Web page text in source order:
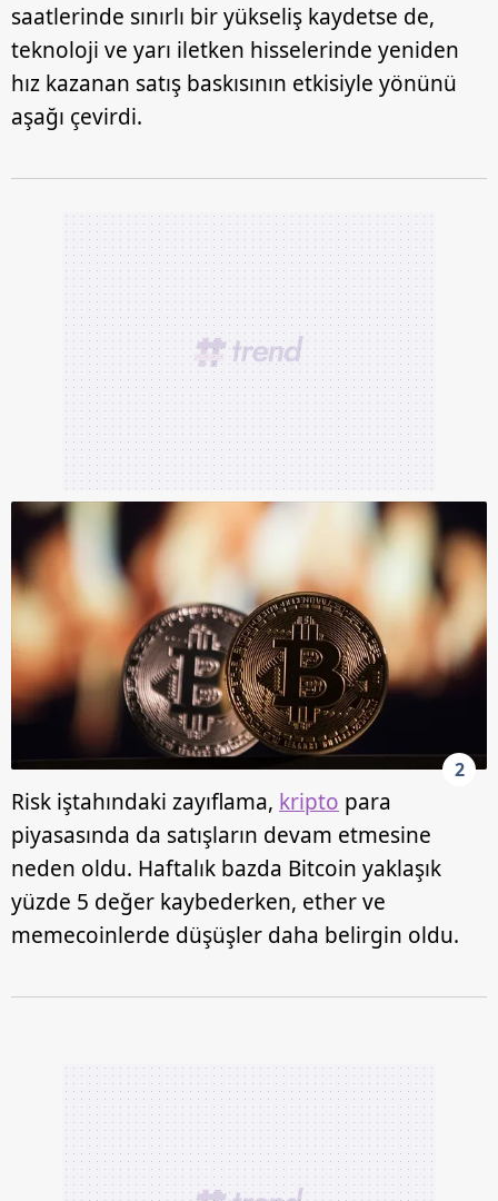
saatlerinde sınırlı bir yükseliş kaydetse de,
teknoloji ve yarı iletken hisselerinde yeniden
hız kazanan satış baskısının etkisiyle yönünü
aşağı çevirdi.
2
Risk iştahındaki zayıflama, kripto para
piyasasında da satışların devam etmesine
neden oldu. Haftalık bazda Bitcoin yaklaşık
yüzde 5 değer kaybederken, ether ve
memecoinlerde düşüşler daha belirgin oldu.